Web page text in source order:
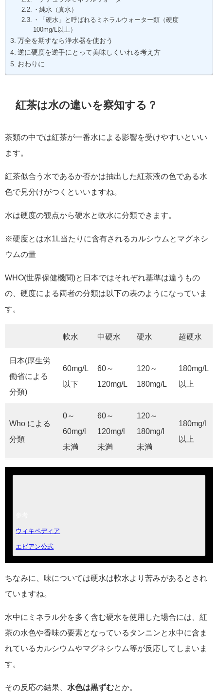
・純水（真水）
・「硬水」と呼ばれるミネラルウォーター類（硬度
100mg/L以上）
万全を期すなら浄水器を使おう
逆に硬度を逆手にとって美味しくいれる考え方
おわりに
紅茶は水の違いを察知する？
茶類の中では紅茶が一番水による影響を受けやすいといい
ます。
紅茶似合う水であるか否かは抽出した紅茶液の色である水
色で見分けがつくといいますね。
水は硬度の観点から硬水と軟水に分類できます。
※硬度とは水1L当たりに含有されるカルシウムとマグネシ
ウムの量
WHO(世界保健機関)と日本ではそれぞれ基準は違うもの
の、硬度による両者の分類は以下の表のようになっていま
す。
軟水 中硬水 硬水 超硬水
日本(厚生労
働省による
分類)
60mg/L
以下
60～
120mg/L
120～
180mg/L
180mg/L
以上
Who による
分類
0～
60mg/l
未満
60～
120mg/l
未満
120～
180mg/l
未満
180mg/l
以上
ウィキペディア
エビアン公式
ちなみに、味については硬水は軟水より苦みがあるとされ
ていますね。
水中にミネラル分を多く含む硬水を使用した場合には、紅
茶の水色や香味の要素となっているタンニンと水中に含ま
れているカルシウムやマグネシウム等が反応してしまいま
す。
その反応の結果、 水色は黒ずむとか。